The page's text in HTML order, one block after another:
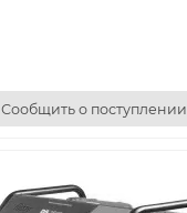
Сообщить о поступлении